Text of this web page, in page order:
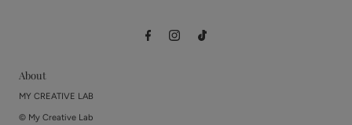
About
MY CREATIVE LAB
© My Creative Lab